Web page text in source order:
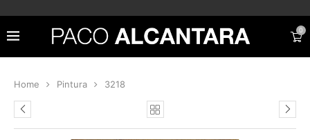
0
Home Pintura 3218